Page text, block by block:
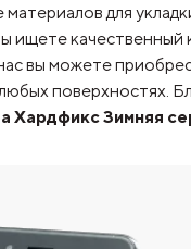
для
ищете качественный
можете
поверхностях.
Хардфикс Зимняя